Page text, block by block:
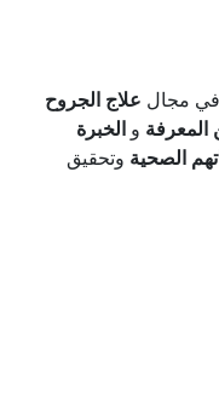
في مجال علاج الجروح
المعرفة و الخبرة
الصحية وتحقيق